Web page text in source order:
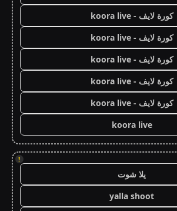
كورة لايف - koora live
كورة لايف - koora live
كورة لايف - koora live
كورة لايف - koora live
كورة لايف - koora live
koora live
!
يلا شوت
yalla shoot